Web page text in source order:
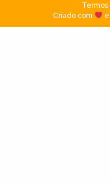
Termos|
Criado com
e